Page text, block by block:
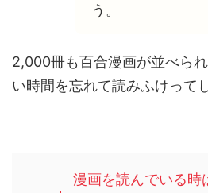
う。
2,000冊も百合漫画が並べら
い時間を忘れて読みふけって
漫画を読んでいる時